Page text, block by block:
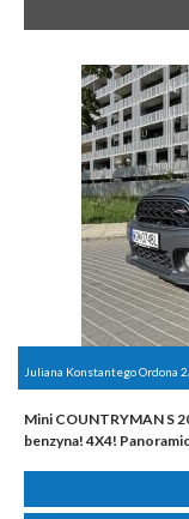
Juliana Konstantego Ordona
Mini COUNTRYMAN S
benzyna! 4X4!